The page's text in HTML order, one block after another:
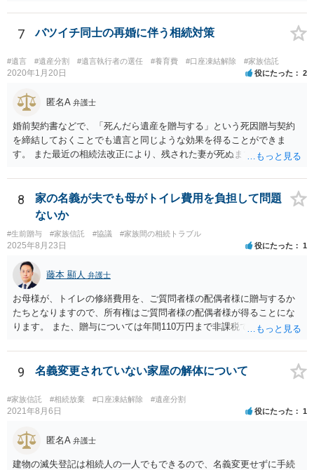
戸籍がどこにあるのかは関係ありません。 ただし、お父様が亡くなっ
たことを知ってから３か月以内に家庭裁判所にて「相続放棄」の手続
7 バツイチ同士の再婚に伴う相続対策
#遺言 #遺産分割 #遺言執行者の選任 #養育費 #口座凍結解除 #家族信託
2020年1月20日 役にたった 2
匿名A 弁護士
婚前契約書などで、「死んだら遺産を贈与する」という死因贈与契約
を締結しておくことでも遺言と同じような効果を得ることができま
す。 また最近の相続法改正により、残された妻が死ぬまで家に住み続
で、その制度を活用する方法も考えられます。 もし契約書の作成まで
視野に入れておられる場合は、お近くの弁護士、できれば相続に強い
弁護士にご相談なさるとよいでしょう。
8
家の名義が夫でも母がトイレ費用を負担して問題
ないか
#生前贈与 #家族信託 #協議 #家族間の相続トラブル
2025年8月23日 役にたった 1
藤本 顯人 弁護士
お母様が、トイレの修繕費用を、ご質問者様の配偶者様に贈与するか
たちとなりますので、所有権はご質問者様の配偶者様が得ることにな
ります。 また、贈与については年間110万円まで非課税であり、トイ
9 名義変更されていない家屋の解体について
#家族信託 #相続放棄 #口座凍結解除 #遺産分割
2021年8月6日 役にたった 1
匿名A 弁護士
建物の滅失登記は相続人の一人でもできるので、名義変更せずに手続